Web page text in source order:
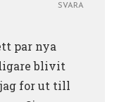
par nya
blivit
for ut till
SVARA